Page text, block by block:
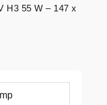
H3 55 W – 147 x